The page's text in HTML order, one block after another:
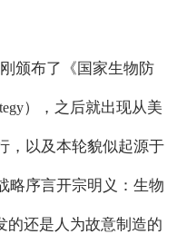
颁布了《国家生物防
），之后就出现从美
，以及本轮貌似起源于
略序言开宗明义：生物
的还是人为故意制造的